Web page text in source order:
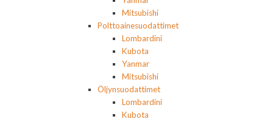
Mitsubishi
Polttoainesuodattimet
Lombardini
Kubota
Yanmar
Mitsubishi
Öljynsuodattimet
Lombardini
Kubota